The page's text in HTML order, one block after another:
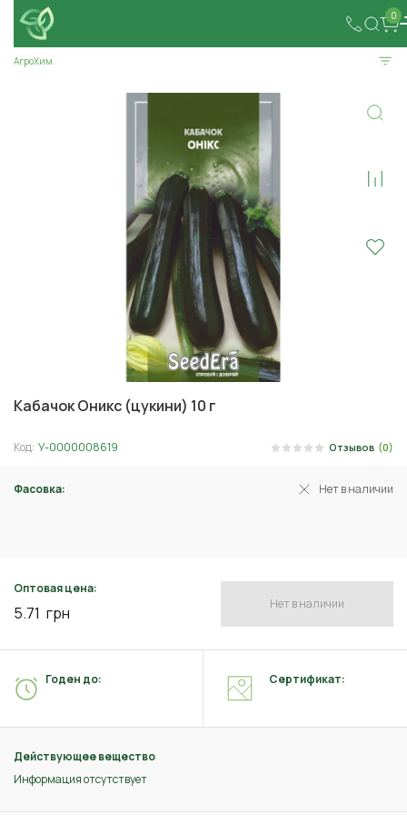
0
АгроХим
Кабачок Оникс (цукини) 10 г
Код: У-0000008619 Отзывов (0)
Фасовка: Нет в наличии
Оптовая цена:
5.71 грн Нет в наличии
Действующее вещество
Информация отсутствует
Годен до: Сертификат: